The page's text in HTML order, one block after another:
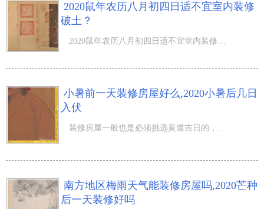
2020鼠年农历八月初四日适不宜室内装修
破土？
2020鼠年农历八月初四日适不宜室内装修破土？农历八月气温渐冷，金秋送爽，桂花飘香。 2020鼠年农历八月初
小暑前一天装修房屋好么,2020小暑后几日
入伏
装修房屋一般也是必须挑选黄道吉日的，那麼小暑前一天装修房屋好么,2020小暑后几日入伏？五月是石榴花绽放
南方地区梅雨天气能装修房屋吗,2020芒种
后一天装修好吗